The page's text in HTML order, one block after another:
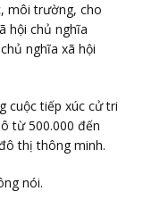
môi trường, cho
hội chủ nghĩa
nghĩa xã hội
cuộc tiếp xúc cử tri
từ 500.000 đến
thị thông minh.
nói.